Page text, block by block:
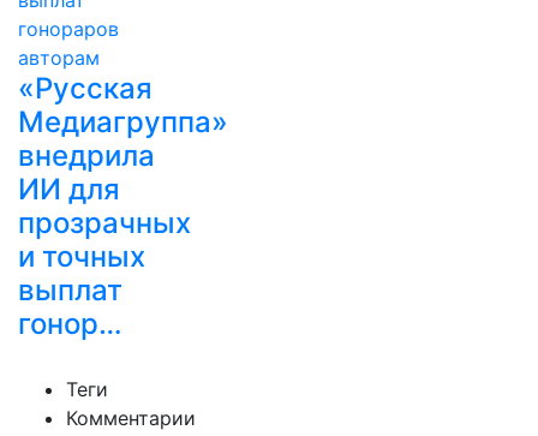
«Русская
Медиагруппа»
внедрила
ИИ для
прозрачных
и точных
выплат
гонор…
Теги
Комментарии